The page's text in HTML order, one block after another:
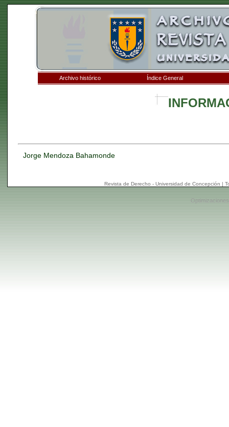
Archivo histórico Índice General
Jorge Mendoza Bahamonde
Revista de Derecho - Universidad de Concepción |